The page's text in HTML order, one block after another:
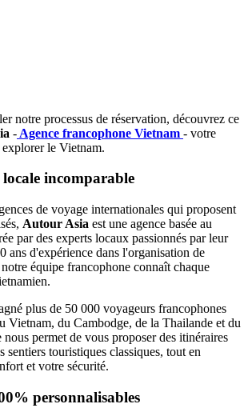
notre processus de réservation, découvrez ce
- Agence francophone Vietnam - votre
le Vietnam.
locale incomparable
de voyage internationales qui proposent
Autour Asia est une agence basée au
par des experts locaux passionnés par leur
ans d'expérience dans l'organisation de
équipe francophone connaît chaque
plus de 50 000 voyageurs francophones
Vietnam, du Cambodge, de la Thailande et du
permet de vous proposer des itinéraires
sentiers touristiques classiques, tout en
et votre sécurité.
personnalisables